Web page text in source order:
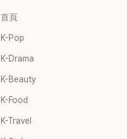
首頁
K-Pop
K-Drama
K-Beauty
K-Food
K-Travel